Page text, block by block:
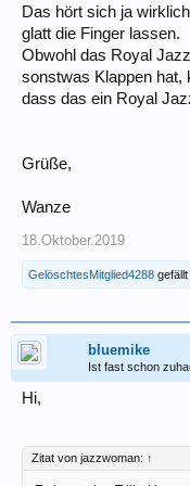
Das hört sich ja
glatt die Finger lassen.
Obwohl das Royal
sonstwas Klappen hat,
dass das ein Royal
Grüße,
Wanze
18.Oktober.2019
GelöschtesMitglied4288 gefällt
bluemike
Ist fast schon
Hi,
Zitat von jazzwoman: ↑